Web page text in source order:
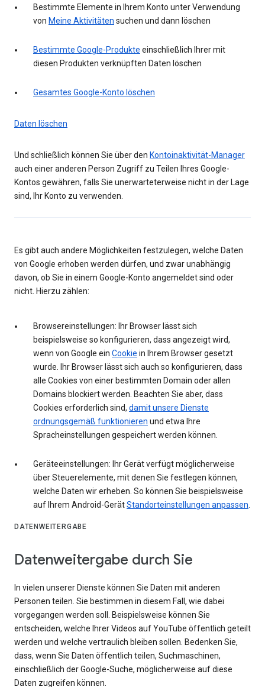
Bestimmte Elemente in Ihrem Konto unter Verwendung
von Meine Aktivitäten suchen und dann löschen
Bestimmte Google-Produkte einschließlich Ihrer mit
diesen Produkten verknüpften Daten löschen
Gesamtes Google-Konto löschen
Daten löschen
Und schließlich können Sie über den Kontoinaktivität-Manager
auch einer anderen Person Zugriff zu Teilen Ihres Google-
Kontos gewähren, falls Sie unerwarteterweise nicht in der Lage
sind, Ihr Konto zu verwenden.
Es gibt auch andere Möglichkeiten festzulegen, welche Daten
von Google erhoben werden dürfen, und zwar unabhängig
davon, ob Sie in einem Google-Konto angemeldet sind oder
nicht. Hierzu zählen:
Browsereinstellungen: Ihr Browser lässt sich
beispielsweise so konfigurieren, dass angezeigt wird,
wenn von Google ein Cookie in Ihrem Browser gesetzt
wurde. Ihr Browser lässt sich auch so konfigurieren, dass
alle Cookies von einer bestimmten Domain oder allen
Domains blockiert werden. Beachten Sie aber, dass
Cookies erforderlich sind, damit unsere Dienste
ordnungsgemäß funktionieren und etwa Ihre
Spracheinstellungen gespeichert werden können.
Geräteeinstellungen: Ihr Gerät verfügt möglicherweise
über Steuerelemente, mit denen Sie festlegen können,
welche Daten wir erheben. So können Sie beispielsweise
auf Ihrem Android-GerätStandorteinstellungen anpassen
DATENWEITERGABE
Datenweitergabe durch Sie
In vielen unserer Dienste können Sie Daten mit anderen
Personen teilen. Sie bestimmen in diesem Fall, wie dabei
vorgegangen werden soll. Beispielsweise können Sie
entscheiden, welche Ihrer Videos auf YouTube öffentlich geteilt
werden und welche vertraulich bleiben sollen. Bedenken Sie,
dass, wenn Sie Daten öffentlich teilen, Suchmaschinen,
einschließlich der Google-Suche, möglicherweise auf diese
Daten zugreifen können.